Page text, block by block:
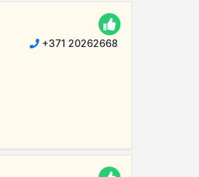
+371 20262668